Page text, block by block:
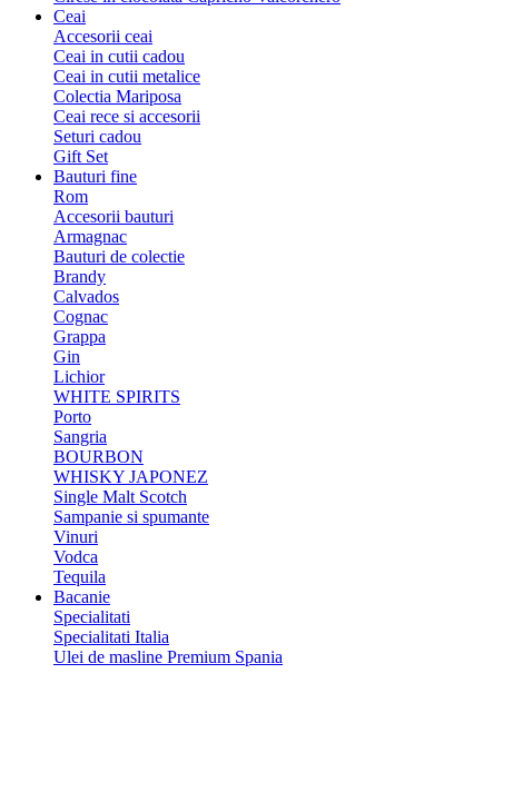
Ceai
Accesorii ceai
Ceai in cutii cadou
Ceai in cutii metalice
Colectia Mariposa
Ceai rece si accesorii
Seturi cadou
Gift Set
Bauturi fine
Rom
Accesorii bauturi
Armagnac
Bauturi de colectie
Brandy
Calvados
Cognac
Grappa
Gin
Lichior
WHITE SPIRITS
Porto
Sangria
BOURBON
WHISKY JAPONEZ
Single Malt Scotch
Sampanie si spumante
Vinuri
Vodca
Tequila
Bacanie
Specialitati
Specialitati Italia
Ulei de masline Premium Spania